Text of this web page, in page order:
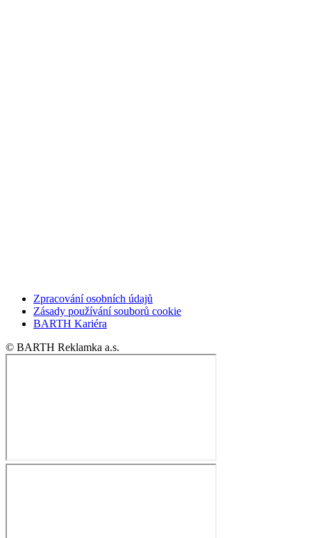
Zpracování osobních údajů
Zásady používání souborů cookie
BARTH Kariéra
© BARTH Reklamka a.s.